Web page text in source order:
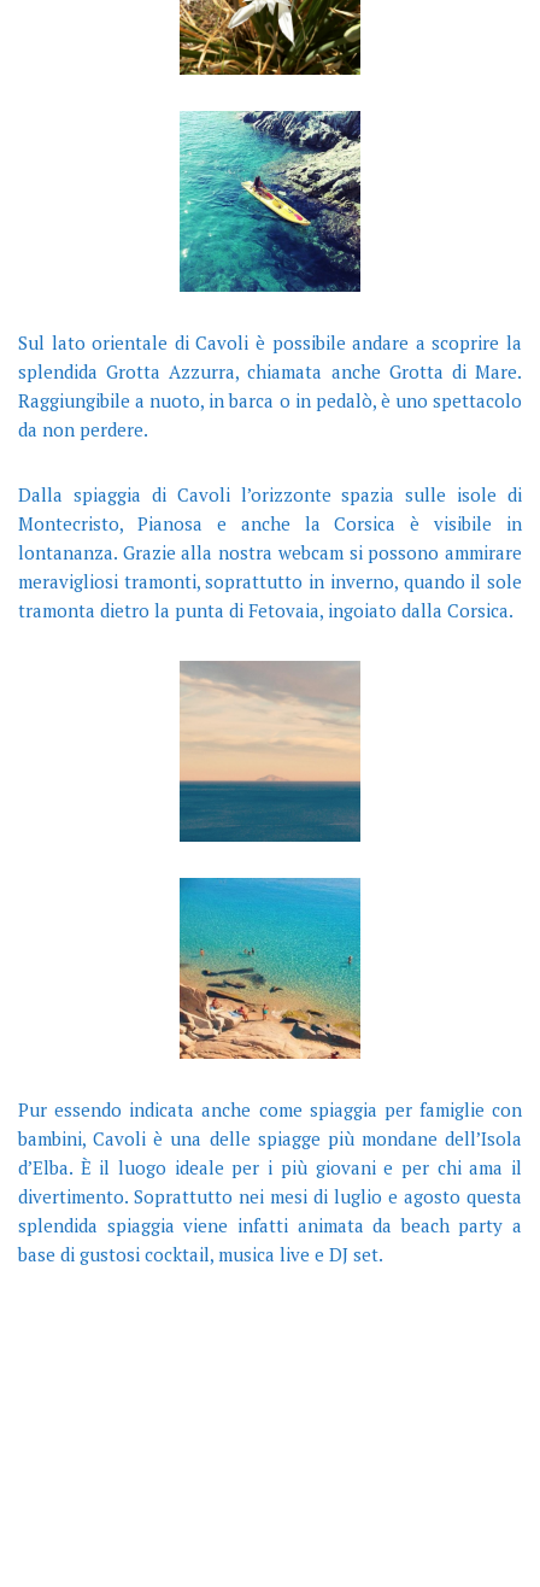
Sul lato orientale di Cavoli è possibile andare a scoprire la
splendida Grotta Azzurra, chiamata anche Grotta di Mare.
Raggiungibile a nuoto, in barca o in pedalò, è uno spettacolo
da non perdere.
Dalla spiaggia di Cavoli l’orizzonte spazia sulle isole di
Montecristo, Pianosa e anche la Corsica è visibile in
lontananza. Grazie alla nostra webcam si possono ammirare
meravigliosi tramonti, soprattutto in inverno, quando il sole
tramonta dietro la punta di Fetovaia, ingoiato dalla Corsica.
Pur essendo indicata anche come spiaggia per famiglie con
bambini, Cavoli è una delle spiagge più mondane dell’Isola
d’Elba. È il luogo ideale per i più giovani e per chi ama il
divertimento. Soprattutto nei mesi di luglio e agosto questa
splendida spiaggia viene infatti animata da beach party a
base di gustosi cocktail, musica live e DJ set.